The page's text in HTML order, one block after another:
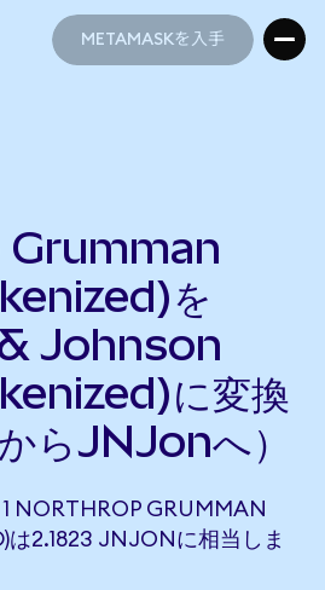
METAMASKを入手
を
Johnson
に変換
らJNJonへ）
NORTHROP GRUMMAN
は2.1823 JNJONに相当しま